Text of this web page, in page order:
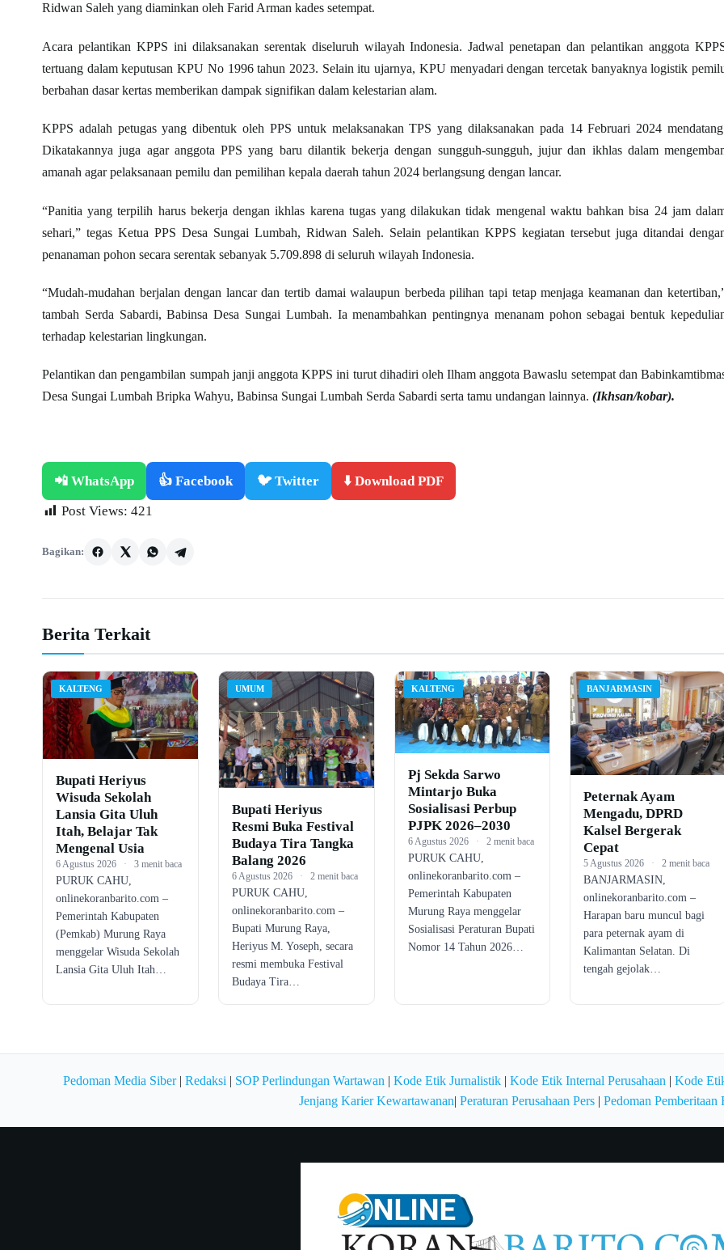
Ridwan Saleh yang diaminkan oleh Farid Arman kades setempat.
Acara pelantikan KPPS ini dilaksanakan serentak diseluruh wilayah Indonesia. Jadwal penetapan dan pelantikan anggota
tertuang dalam keputusan KPU No 1996 tahun 2023. Selain itu ujarnya, KPU menyadari dengan tercetak banyaknya logistik
berbahan dasar kertas memberikan dampak signifikan dalam kelestarian alam.
KPPS adalah petugas yang dibentuk oleh PPS untuk melaksanakan TPS yang dilaksanakan pada 14 Februari 2024
Dikatakannya juga agar anggota PPS yang baru dilantik bekerja dengan sungguh-sungguh, jujur dan ikhlas dalam
amanah agar pelaksanaan pemilu dan pemilihan kepala daerah tahun 2024 berlangsung dengan lancar.
“Panitia yang terpilih harus bekerja dengan ikhlas karena tugas yang dilakukan tidak mengenal waktu bahkan bisa 24 jam
sehari,” tegas Ketua PPS Desa Sungai Lumbah, Ridwan Saleh. Selain pelantikan KPPS kegiatan tersebut juga ditandai
penanaman pohon secara serentak sebanyak 5.709.898 di seluruh wilayah Indonesia.
“Mudah-mudahan berjalan dengan lancar dan tertib damai walaupun berbeda pilihan tapi tetap menjaga keamanan dan
tambah Serda Sabardi, Babinsa Desa Sungai Lumbah. Ia menambahkan pentingnya menanam pohon sebagai bentuk
terhadap kelestarian lingkungan.
Pelantikan dan pengambilan sumpah janji anggota KPPS ini turut dihadiri oleh Ilham anggota Bawaslu setempat dan
Desa Sungai Lumbah Bripka Wahyu, Babinsa Sungai Lumbah Serda Sabardi serta tamu undangan lainnya. (Ikhsan/kobar).
📲 WhatsApp 👍 Facebook 🐦 Twitter
⬇️ Download PDF
Post Views: 421
Bagikan:
Berita Terkait
KALTENG
Bupati Heriyus
Wisuda Sekolah
Lansia Gita Uluh
Itah, Belajar Tak
Mengenal Usia
6 Agustus 2026 · 3 menit baca
PURUK CAHU,
onlinekoranbarito.com –
Pemerintah Kabupaten
(Pemkab) Murung Raya
menggelar Wisuda Sekolah
Lansia Gita Uluh Itah…
UMUM
Bupati Heriyus
Resmi Buka Festival
Budaya Tira Tangka
Balang 2026
6 Agustus 2026 · 2 menit baca
PURUK CAHU,
onlinekoranbarito.com –
Bupati Murung Raya,
Heriyus M. Yoseph, secara
resmi membuka Festival
Budaya Tira…
KALTENG
Pj Sekda Sarwo
Mintarjo Buka
Sosialisasi Perbup
PJPK 2026–2030
6 Agustus 2026 · 2 menit baca
PURUK CAHU,
onlinekoranbarito.com –
Pemerintah Kabupaten
Murung Raya menggelar
Sosialisasi Peraturan Bupati
Nomor 14 Tahun 2026…
BANJARMASIN
Peternak Ayam
Mengadu, DPRD
Kalsel Bergerak
Cepat
5 Agustus 2026 · 2 menit baca
BANJARMASIN,
onlinekoranbarito.com –
Harapan baru muncul bagi
para peternak ayam di
Kalimantan Selatan. Di
tengah gejolak…
Pedoman Media Siber| Redaksi | SOP Perlindungan Wartawan | Kode Etik Jurnalistik | Kode Etik Internal Perusahaan | Kode
Jenjang Karier Kewartawanan| Peraturan Perusahaan Pers| Pedoman Pemberitaan